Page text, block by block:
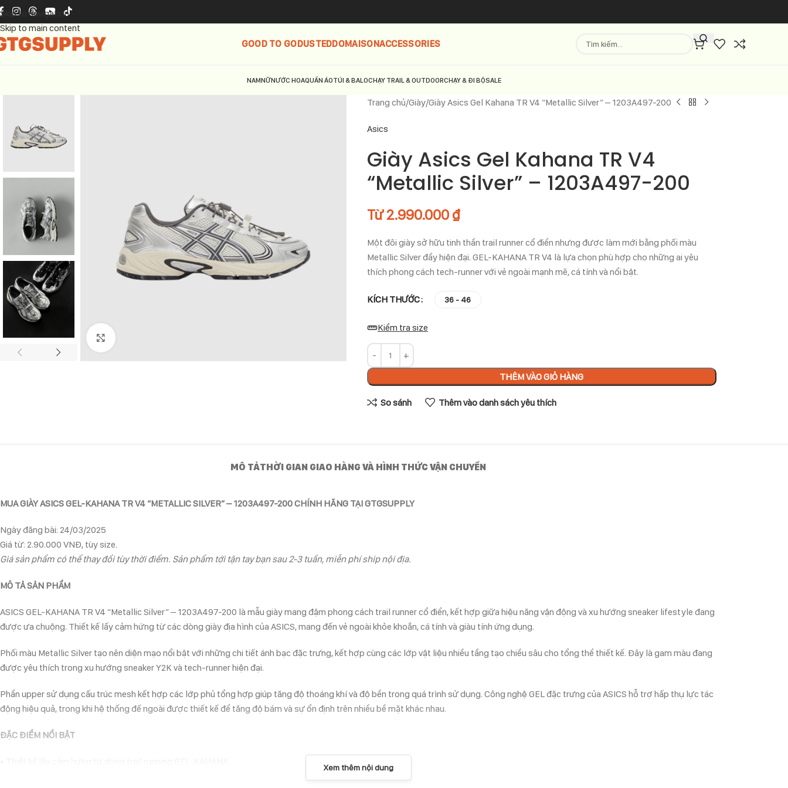
Skip to navigation
Skip to main content
GOOD TO GODUSTEDDOMAISONACCESSORIES
NAMNỮNƯỚC HOAQUẦN ÁOTÚI & BALOCHẠY TRAIL & OUTDOORCHẠY & ĐI BỘSALE
Trang chủ Giày Giày Asics Gel Kahana TR V4 “Metallic Silver” – 1203A497-200
Asics
Giày Asics Gel Kahana TR V4
“Metallic Silver” – 1203A497-200
Từ2.990.000 ₫
Một đôi giày sở hữu tinh thần trail runner cổ điển nhưng được làm mới bằng phối màu
Metallic Silver đầy hiện đại. GEL-KAHANA TR V4 là lựa chọn phù hợp cho những ai yêu
thích phong cách tech-runner với vẻ ngoài mạnh mẽ, cá tính và nổi bật.
KÍCH THƯỚC 36 - 46
Kiểm tra size
THÊM VÀO GIỎ HÀNG
So sánh Thêm vào danh sách yêu thích
MÔ TẢTHỜI GIAN GIAO HÀNG VÀ HÌNH THỨC VẬN CHUYỂN
MUA GIÀY ASICS GEL-KAHANA TR V4 “METALLIC SILVER” – 1203A497-200 CHÍNH HÃNG TẠI GTGSUPPLY
Ngày đăng bài: 24/03/2025
Giá từ: 2.90.000 VNĐ, tùy size.
Giá sản phẩm có thể thay đổi tùy thời điểm. Sản phẩm tới tận tay bạn sau 2-3 tuần, miễn phí ship nội địa.
MÔ TẢ SẢN PHẨM
ASICS GEL-KAHANA TR V4 “Metallic Silver” – 1203A497-200 là mẫu giày mang đậm phong cách trail runner cổ điển, kết hợp giữa hiệu năng vận động và xu hướng sneaker lifestyle đang
được ưa chuộng. Thiết kế lấy cảm hứng từ các dòng giày địa hình của ASICS, mang đến vẻ ngoài khỏe khoắn, cá tính và giàu tính ứng dụng.
Phối màu Metallic Silver tạo nên diện mạo nổi bật với những chi tiết ánh bạc đặc trưng, kết hợp cùng các lớp vật liệu nhiều tầng tạo chiều sâu cho tổng thể thiết kế. Đây là gam màu đang
được yêu thích trong xu hướng sneaker Y2K và tech-runner hiện đại.
Phần upper sử dụng cấu trúc mesh kết hợp các lớp phủ tổng hợp giúp tăng độ thoáng khí và độ bền trong quá trình sử dụng. Công nghệ GEL đặc trưng của ASICS hỗ trợ hấp thụ lực tác
động hiệu quả, trong khi hệ thống đế ngoài được thiết kế để tăng độ bám và sự ổn định trên nhiều bề mặt khác nhau.
ĐẶC ĐIỂM NỔI BẬT
Xem thêm nội dung